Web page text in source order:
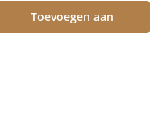
Toevoegen aan